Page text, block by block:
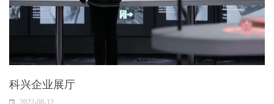
科兴企业展厅
2022-08-12